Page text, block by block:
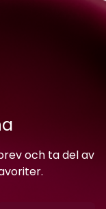
och ta del av